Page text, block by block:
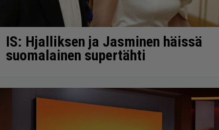
IS: Hjalliksen ja Jasminen häissä
suomalainen supertähti